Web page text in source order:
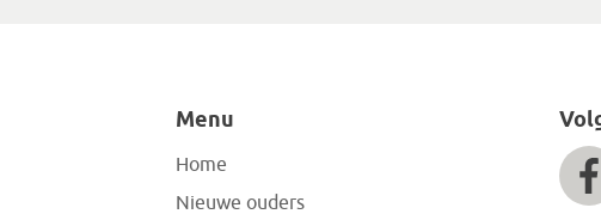
Menu
Home
Nieuwe ouders